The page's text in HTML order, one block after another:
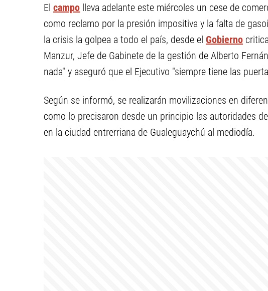
El campo lleva adelante este miércoles un cese de
como reclamo por la presión impositiva y la falta de
la crisis la golpea a todo el país, desde el Gobierno
Manzur, Jefe de Gabinete de la gestión de Alberto
nada" y aseguró que el Ejecutivo "siempre tiene las
Según se informó, se realizarán movilizaciones en
como lo precisaron desde un principio las autoridades
en la ciudad entrerriana de Gualeguaychú al mediodía.